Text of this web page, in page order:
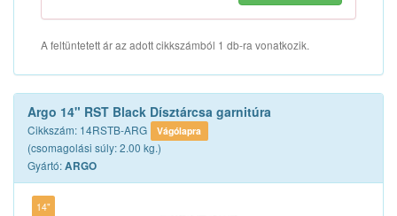
A feltüntetett ár az adott cikkszámból 1 db-ra vonatkozik.
Argo 14" RST Black Dísztárcsa garnitúra
Cikkszám: 14RSTB-ARG Vágólapra
(csomagolási súly: 2.00 kg.)
Gyártó:ARGO
14"